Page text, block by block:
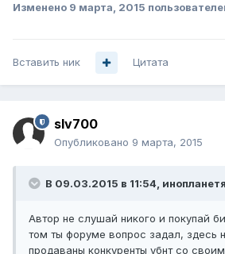
Изменено 9 марта, 2015
Вставить ник Цитата
slv700
Опубликовано 9 марта, 2015
В 09.03.2015 в 11:54,
Автор не слушай никого и покупай
том ты форуме вопрос задал, здесь
продаваны конкуренты убнт со